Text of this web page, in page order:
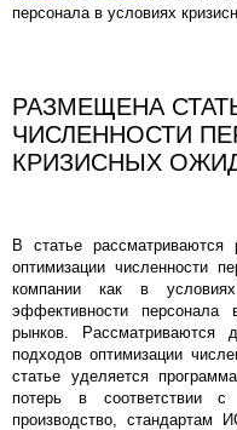
персонала в условиях
РАЗМЕЩЕНА
ЧИСЛЕННОСТИ
КРИЗИСНЫХ
В статье
оптимизации численности
компании как в
эффективности
рынков. Рассматриваются
подходов оптимизации
статье уделяется
потерь в соответствии с
производство, стандартам